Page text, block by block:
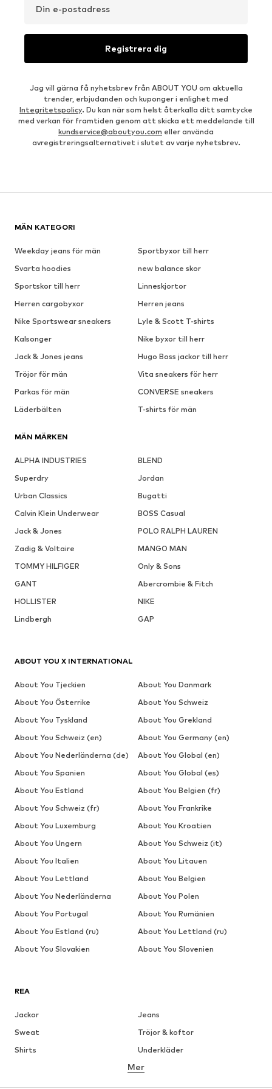
Din e-postadress
Registrera dig
Jag vill gärna få nyhetsbrev från ABOUT YOU om aktuella
trender, erbjudanden och kuponger i enlighet med
Integritetspolicy. Du kan när som helst återkalla ditt samtycke
med verkan för framtiden genom att skicka ett meddelande till
kundservice@aboutyou.com eller använda
avregistreringsalternativet i slutet av varje nyhetsbrev.
MÄN KATEGORI
Weekday jeans för män
Sportbyxor till herr
Svarta hoodies
new balance skor
Sportskor till herr
Linneskjortor
Herren cargobyxor
Herren jeans
Nike Sportswear sneakers
Lyle & Scott T-shirts
Kalsonger
Nike byxor till herr
Jack & Jones jeans
Hugo Boss jackor till herr
Tröjor för män
Vita sneakers för herr
Parkas för män
CONVERSE sneakers
Läderbälten
T-shirts för män
MÄN MÄRKEN
ALPHA INDUSTRIES
BLEND
Superdry
Jordan
Urban Classics
Bugatti
Calvin Klein Underwear
BOSS Casual
Jack & Jones
POLO RALPH LAUREN
Zadig & Voltaire
MANGO MAN
TOMMY HILFIGER
Only & Sons
GANT
Abercrombie & Fitch
HOLLISTER
NIKE
Lindbergh
GAP
REA
Jackor
Jeans
Sweat
Tröjor & koftor
Shirts
Underkläder
Skjortor
Mer
ABOUT YOU X INTERNATIONAL
About You Tjeckien
About You Danmark
About You Österrike
About You Schweiz
About You Tyskland
About You Grekland
About You Schweiz (en)
About You Germany (en)
About You Nederländerna (de)
About You Global (en)
About You Spanien
About You Global (es)
About You Estland
About You Belgien (fr)
About You Schweiz (fr)
About You Frankrike
About You Luxemburg
About You Kroatien
About You Ungern
About You Schweiz (it)
About You Italien
About You Litauen
About You Lettland
About You Belgien
About You Nederländerna
About You Polen
About You Portugal
About You Rumänien
About You Estland (ru)
About You Lettland (ru)
About You Slovakien
About You Slovenien